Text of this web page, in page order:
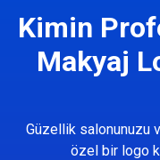
Kimin
Makyaj
Güzellik salonunuzu
özel bir logo